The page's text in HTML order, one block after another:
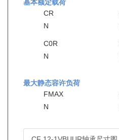
基本额定载荷
CR
N
C0R
N
最大静态容许负荷
FMAX
N